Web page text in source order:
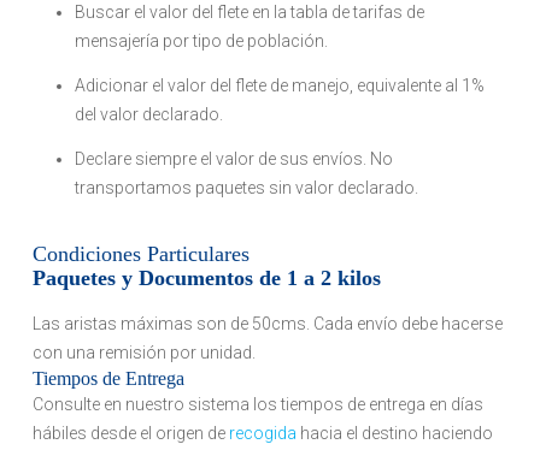
Buscar el valor del flete en la tabla de tarifas de
mensajería por tipo de población.
Adicionar el valor del flete de manejo, equivalente al 1%
del valor declarado.
Declare siempre el valor de sus envíos. No
transportamos paquetes sin valor declarado.
Condiciones Particulares
Paquetes y Documentos de 1 a 2 kilos
Las aristas máximas son de 50cms. Cada envío debe hacerse
con una remisión por unidad.
Tiempos de Entrega
Consulte en nuestro sistema los tiempos de entrega en días
hábiles desde el origen de recogida hacia el destino haciendo